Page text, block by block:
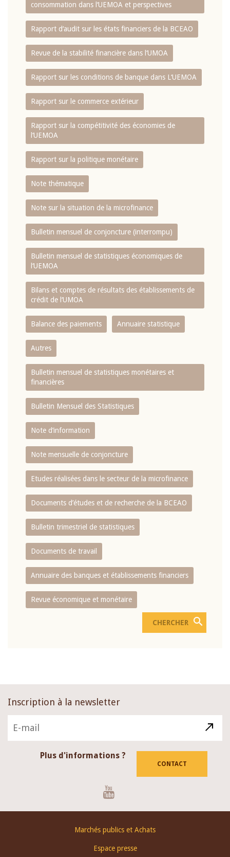
consommation dans l‘UEMOA et perspectives
Rapport d‘audit sur les états financiers de la BCEAO
Revue de la stabilité financière dans l‘UMOA
Rapport sur les conditions de banque dans L‘UEMOA
Rapport sur le commerce extérieur
Rapport sur la compétitivité des économies de
l‘UEMOA
Rapport sur la politique monétaire
Note thématique
Note sur la situation de la microfinance
Bulletin mensuel de conjoncture (interrompu)
Bulletin mensuel de statistiques économiques de
l‘UEMOA
Bilans et comptes de résultats des établissements de
crédit de l‘UMOA
Balance des paiements Annuaire statistique
Autres
Bulletin mensuel de statistiques monétaires et
financières
Bulletin Mensuel des Statistiques
Note d’information
Note mensuelle de conjoncture
Etudes réalisées dans le secteur de la microfinance
Documents d’études et de recherche de la BCEAO
Bulletin trimestriel de statistiques
Documents de travail
Annuaire des banques et établissements financiers
Revue économique et monétaire
Inscription à la newsletter
Plus d'informations ?
CONTACT
Marchés publics et Achats
Espace presse